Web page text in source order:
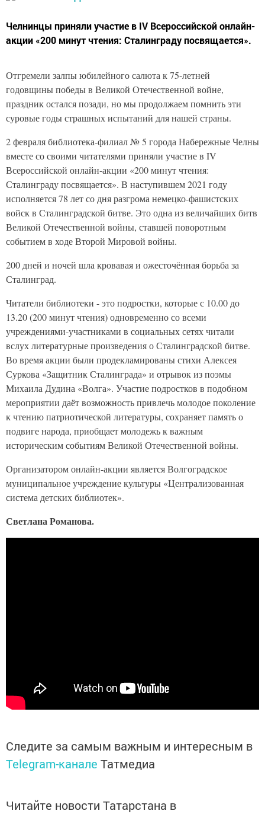
Челнинцы приняли участие в IV Всероссийской онлайн-
акции «200 минут чтения: Сталинграду посвящается».
Отгремели залпы юбилейного салюта к 75-летней
годовщины победы в Великой Отечественной войне,
праздник остался позади, но мы продолжаем помнить эти
суровые годы страшных испытаний для нашей страны.
2 февраля библиотека-филиал № 5 города Набережные Челны
вместе со своими читателями приняли участие в IV
Всероссийской онлайн-акции «200 минут чтения:
Сталинграду посвящается». В наступившем 2021 году
исполняется 78 лет со дня разгрома немецко-фашистских
войск в Сталинградской битве. Это одна из величайших битв
Великой Отечественной войны, ставшей поворотным
событием в ходе Второй Мировой войны.
200 дней и ночей шла кровавая и ожесточённая борьба за
Сталинград.
Читатели библиотеки - это подростки, которые с 10.00 до
13.20 (200 минут чтения) одновременно со всеми
учреждениями-участниками в социальных сетях читали
вслух литературные произведения о Сталинградской битве.
Во время акции были продекламированы стихи Алексея
Суркова «Защитник Сталинграда» и отрывок из поэмы
Михаила Дудина «Волга». Участие подростков в подобном
мероприятии даёт возможность привлечь молодое поколение
к чтению патриотической литературы, сохраняет память о
подвиге народа, приобщает молодежь к важным
историческим событиям Великой Отечественной войны.
Организатором онлайн-акции является Волгоградское
муниципальное учреждение культуры «Централизованная
система детских библиотек».
Светлана Романова.
Следите за самым важным и интересным в
Telegram-канале Татмедиа
Читайте новости Татарстана в